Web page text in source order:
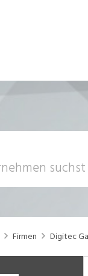
Firmen Digitec